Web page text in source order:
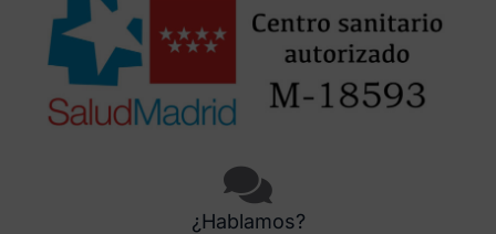
¿Hablamos?